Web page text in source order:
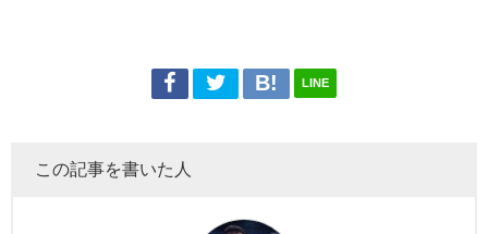
LINE
この記事を書いた人